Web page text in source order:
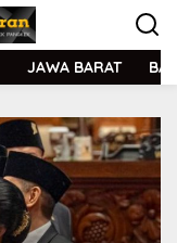
JAWA BARAT